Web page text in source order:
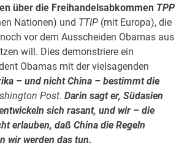
über die Freihandelsabkommen TPP
Nationen) und TTIP (mit Europa), die
vor dem Ausscheiden Obamas aus
will. Dies demonstriere ein
Obamas mit der vielsagenden
– und nicht China – bestimmt die
Post.Darin sagt er, Südasien
sich rasant, und wir – die
erlauben, daß China die Regeln
wir werden das tun.